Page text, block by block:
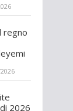
regno
2026